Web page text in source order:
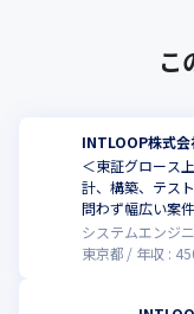
こ
INTLOOP株式会
＜東証グロース
計、構築、テス
問わず幅広い案
システムエンジ
東京都
年収 :